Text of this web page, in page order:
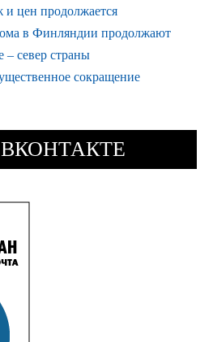
и цен продолжается
в Финляндии продолжают
– север страны
сокращение